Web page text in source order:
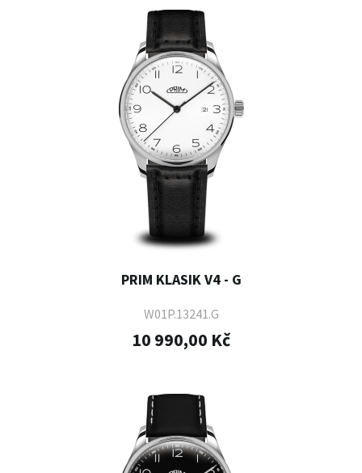
PRIM KLASIK V4 - G
W01P.13241.G
10 990,00 Kč